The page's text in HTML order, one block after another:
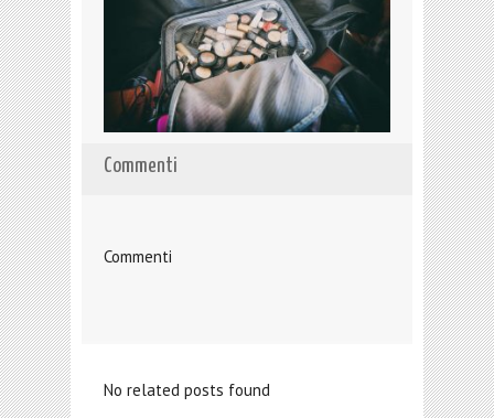
Commenti
Commenti
No related posts found